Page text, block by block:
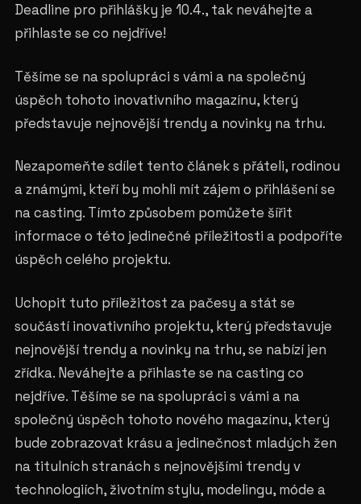
Deadline pro přihlášky je 10.4., tak neváhejte a
přihlaste se co nejdříve!
Těšíme se na spolupráci s vámi a na společný
úspěch tohoto inovativního magazínu, který
představuje nejnovější trendy a novinky na trhu.
Nezapomeňte sdílet tento článek s přáteli, rodinou
a známými, kteří by mohli mít zájem o přihlášení se
na casting. Tímto způsobem pomůžete šířit
informace o této jedinečné příležitosti a podpoříte
úspěch celého projektu.
Uchopit tuto příležitost za pačesy a stát se
součástí inovativního projektu, který představuje
nejnovější trendy a novinky na trhu, se nabízí jen
zřídka. Neváhejte a přihlaste se na casting co
nejdříve. Těšíme se na spolupráci s vámi a na
společný úspěch tohoto nového magazínu, který
bude zobrazovat krásu a jedinečnost mladých žen
na titulních stranách s nejnovějšími trendy v
technologiích, životním stylu, modelingu, móde a